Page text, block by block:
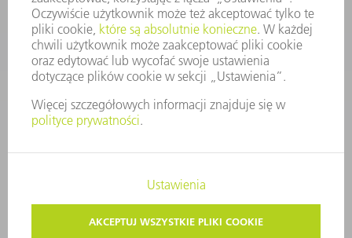
czesci.zamienne@trumpf.com
PRAWA AUTORSKIE I PRAWA DOTYCZĄCE ZNAKÓW TOWAROWYCH